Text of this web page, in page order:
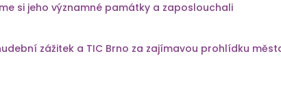
si jeho významné památky a zaposlouchali
zážitek a TIC Brno za zajímavou prohlídku